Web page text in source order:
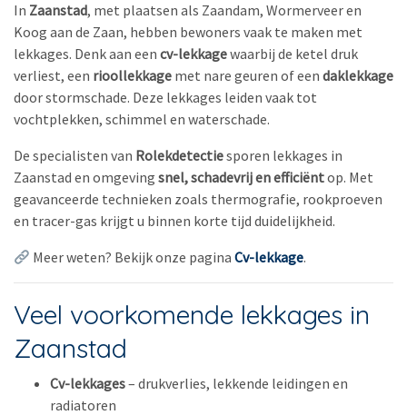
In Zaanstad, met plaatsen als Zaandam, Wormerveer en
Koog aan de Zaan, hebben bewoners vaak te maken met
lekkages. Denk aan een cv-lekkagewaarbij de ketel druk
verliest, een rioollekkage met nare geuren of een daklekkage
door stormschade. Deze lekkages leiden vaak tot
vochtplekken, schimmel en waterschade.
De specialisten van Rolekdetectiesporen lekkages in
Zaanstad en omgeving snel, schadevrij en efficiëntop. Met
geavanceerde technieken zoals thermografie, rookproeven
en tracer-gas krijgt u binnen korte tijd duidelijkheid.
Meer weten? Bekijk onze paginaCv-lekkage.
Veel voorkomende lekkages in
Zaanstad
Cv-lekkages– drukverlies, lekkende leidingen en
radiatoren